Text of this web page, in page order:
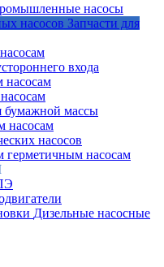
насосы
Запчасти для
входа
насосам
бумажной массы
насосам
насосов
герметичным насосам
Дизельные насосные